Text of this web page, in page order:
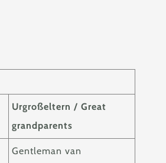
Urgroßeltern / Great
grandparents
Gentleman van